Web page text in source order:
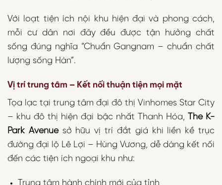
Với loạt tiện ích nội khu hiện đại và phong cách,
mỗi cư dân nơi đây đều được tận hưởng chất
sống đúng nghĩa “Chuẩn Gangnam – chuẩn chất
lượng sống Hàn”.
Vị trí trung tâm – Kết nối thuận tiện mọi mặt
Tọa lạc tại trung tâm đại đô thị Vinhomes Star City
– khu đô thị hiện đại bậc nhất Thanh Hóa,
The K-
Park Avenuesở hữu vị trí đắt giá khi liền kề trục
đường đại lộ Lê Lợi – Hùng Vương, dễ dàng kết nối
đến các tiện ích ngoại khu như:
Trung tâm hành chính mới của tỉnh